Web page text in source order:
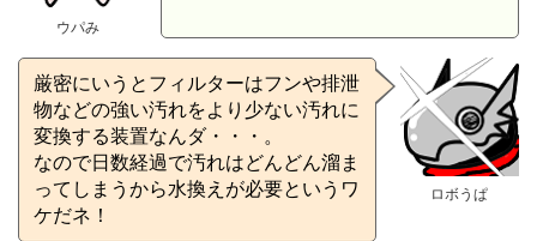
ウパみ
厳密にいうとフィルターはフンや排泄
物などの強い汚れをより少ない汚れに
変換する装置なんダ・・・。
なので日数経過で汚れはどんどん溜ま
ってしまうから水換えが必要というワ
ケだネ！
ロボうぱ